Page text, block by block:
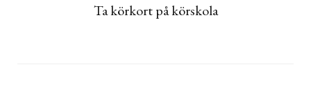
Ta körkort på körskola